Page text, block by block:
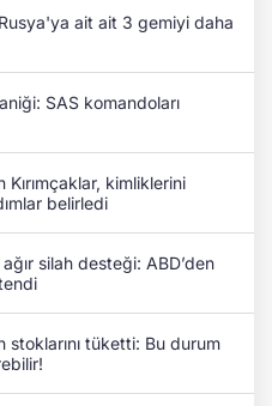
ait ait 3 gemiyi daha
SAS komandoları
Kırımçaklar, kimliklerini
belirledi
silah desteği: ABD’den
stoklarını tüketti: Bu durum